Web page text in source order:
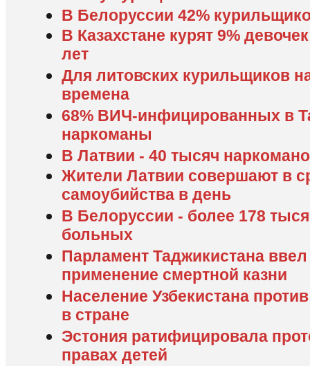
В Белоруссии 42%
В Казахстане курят 9%
лет
Для литовских курильщиков
времена
68% ВИЧ-инфицированных в
наркоманы
В Латвии - 40 тысяч
Жители Латвии совершают в
самоубийства в день
В Белоруссии - более 178
больных
Парламент Таджикистана
применение смертной казни
Население Узбекистана
в стране
Эстония ратифицировала
правах детей